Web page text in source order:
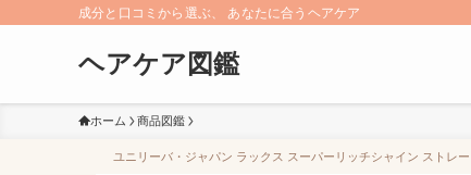
成分と口コミから選ぶ、 あなたに合うヘアケア
ヘアケア図鑑
ホーム 商品図鑑
ユニリーバ・ジャパン ラックス スーパーリッチシャイン ストレ